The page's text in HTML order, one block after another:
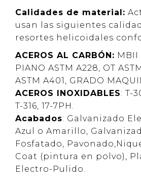
Calidades de material:
usan las siguientes
resortes helicoidales
ACEROS AL CARBÓN: MBII
PIANO ASTM A228, OT
ASTM A401, GRADO
ACEROS INOXIDABLES: T-
T-316, 17-7PH.
Acabados: Galvanizado
Azul o Amarillo,
Fosfatado,
Coat (pintura en polvo),
Electro-Pulido.